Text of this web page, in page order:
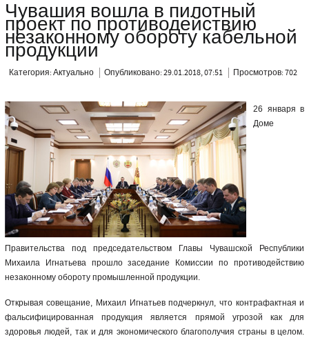
Чувашия вошла в пилотный
проект по противодействию
незаконному обороту кабельной
продукции
Категория: Актуально Опубликовано: 29.01.2018, 07:51 Просмотров: 702
26 января в
Доме
Правительства под председательством Главы Чувашской Республики
Михаила Игнатьева прошло заседание Комиссии по противодействию
незаконному обороту промышленной продукции.
Открывая совещание, Михаил Игнатьев подчеркнул, что контрафактная и
фальсифицированная продукция является прямой угрозой как для
здоровья людей, так и для экономического благополучия страны в целом.